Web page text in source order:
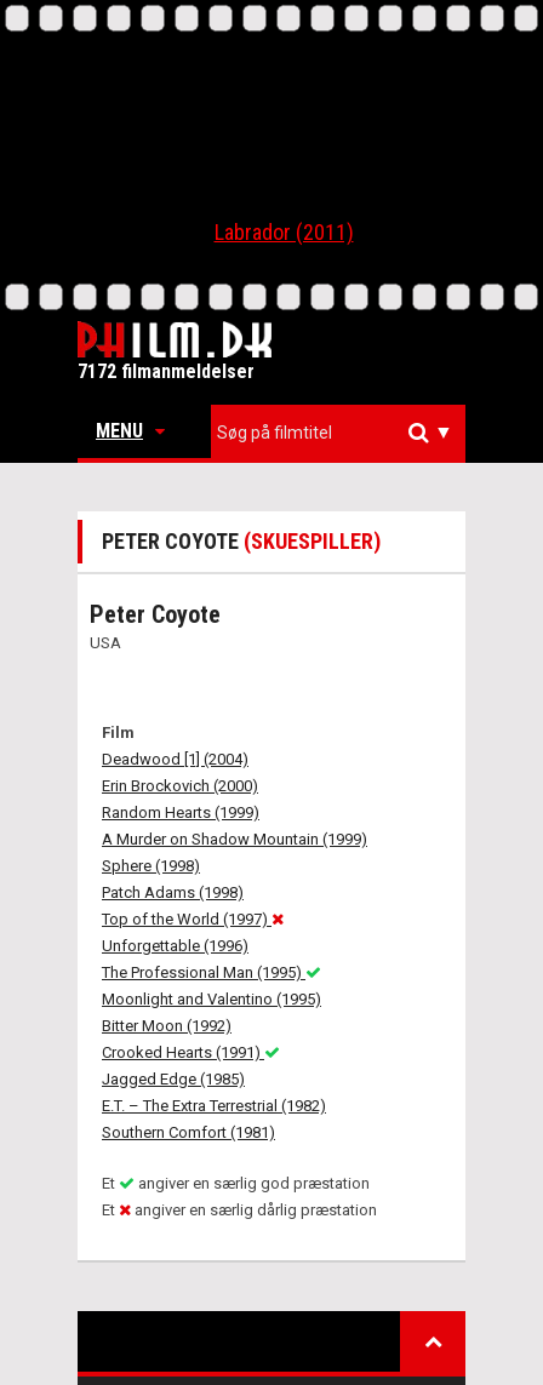
Labrador (2011)
7172 filmanmeldelser
MENU ▼
PETER COYOTE (SKUESPILLER)
Peter Coyote
USA
Film
Deadwood [1] (2004)
Erin Brockovich (2000)
Random Hearts (1999)
A Murder on Shadow Mountain (1999)
Sphere (1998)
Patch Adams (1998)
Top of the World (1997)
Unforgettable (1996)
The Professional Man (1995)
Moonlight and Valentino (1995)
Bitter Moon (1992)
Crooked Hearts (1991)
Jagged Edge (1985)
E.T. – The Extra Terrestrial (1982)
Southern Comfort (1981)
Et
angiver en særlig god præstation
Et
angiver en særlig dårlig præstation